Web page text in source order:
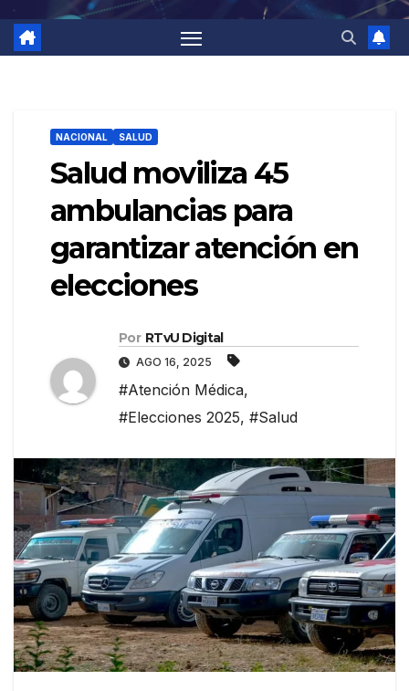
NACIONAL SALUD
Salud moviliza 45
ambulancias para
garantizar atención en
elecciones
Por RTvU Digital
AGO 16, 2025
#Atención Médica,
#Elecciones 2025, #Salud